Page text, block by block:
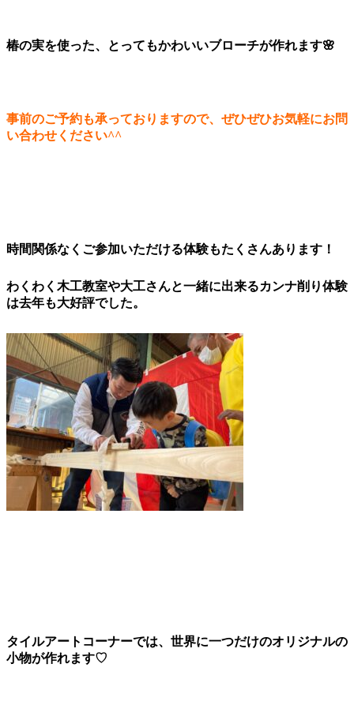
椿の実を使った、とってもかわいいブローチが作れます🌸
事前のご予約も承っておりますので、ぜひぜひお気軽にお問
い合わせください^^
時間関係なくご参加いただける体験もたくさんあります！
わくわく木工教室や大工さんと一緒に出来るカンナ削り体験
は去年も大好評でした。
タイルアートコーナーでは、世界に一つだけのオリジナルの
小物が作れます♡